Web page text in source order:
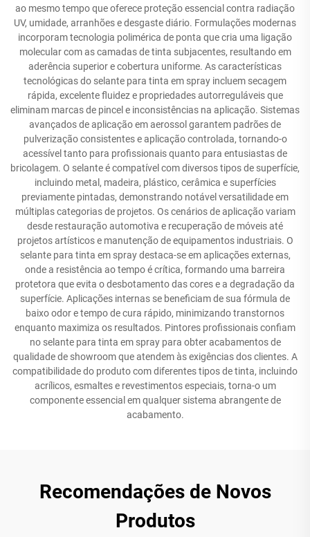
ao mesmo tempo que oferece proteção essencial contra radiação
UV, umidade, arranhões e desgaste diário. Formulações modernas
incorporam tecnologia polimérica de ponta que cria uma ligação
molecular com as camadas de tinta subjacentes, resultando em
aderência superior e cobertura uniforme. As características
tecnológicas do selante para tinta em spray incluem secagem
rápida, excelente fluidez e propriedades autorreguláveis que
eliminam marcas de pincel e inconsistências na aplicação. Sistemas
avançados de aplicação em aerossol garantem padrões de
pulverização consistentes e aplicação controlada, tornando-o
acessível tanto para profissionais quanto para entusiastas de
bricolagem. O selante é compatível com diversos tipos de superfície,
incluindo metal, madeira, plástico, cerâmica e superfícies
previamente pintadas, demonstrando notável versatilidade em
múltiplas categorias de projetos. Os cenários de aplicação variam
desde restauração automotiva e recuperação de móveis até
projetos artísticos e manutenção de equipamentos industriais. O
selante para tinta em spray destaca-se em aplicações externas,
onde a resistência ao tempo é crítica, formando uma barreira
protetora que evita o desbotamento das cores e a degradação da
superfície. Aplicações internas se beneficiam de sua fórmula de
baixo odor e tempo de cura rápido, minimizando transtornos
enquanto maximiza os resultados. Pintores profissionais confiam
no selante para tinta em spray para obter acabamentos de
qualidade de showroom que atendem às exigências dos clientes. A
compatibilidade do produto com diferentes tipos de tinta, incluindo
acrílicos, esmaltes e revestimentos especiais, torna-o um
componente essencial em qualquer sistema abrangente de
acabamento.
Recomendações de Novos
Produtos